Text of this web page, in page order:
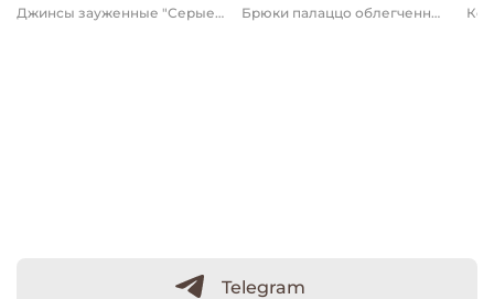
Джинсы зауженные "Серые" 7+ Брюки палаццо облегченные "Уголь" 7+
Telegram